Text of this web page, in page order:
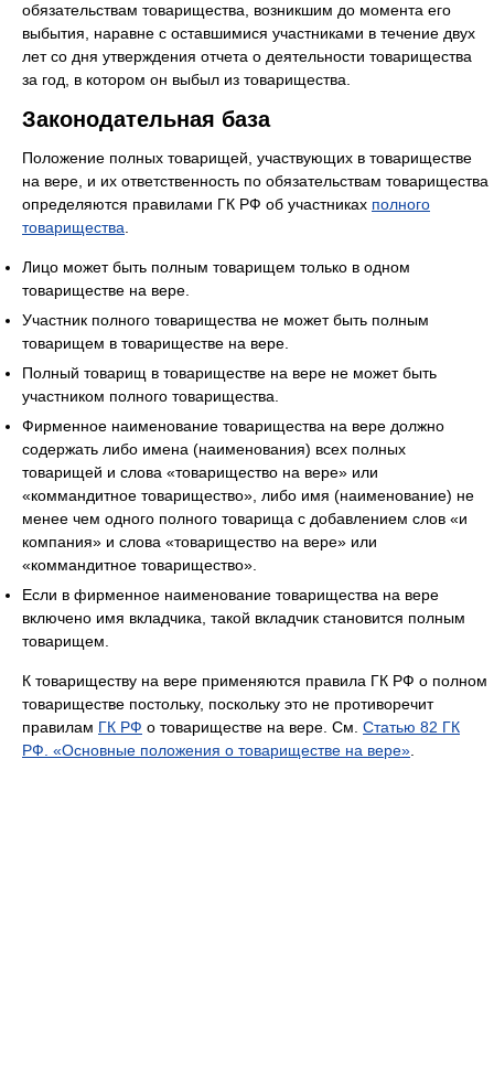
обязательствам товарищества, возникшим до момента его
выбытия, наравне с оставшимися участниками в течение двух
лет со дня утверждения отчета о деятельности товарищества
за год, в котором он выбыл из товарищества.
Законодательная база
Положение полных товарищей, участвующих в товариществе
на вере, и их ответственность по обязательствам товарищества
определяются правилами ГК РФ об участниках полного
товарищества
Лицо может быть полным товарищем только в одном
товариществе на вере.
Участник полного товарищества не может быть полным
товарищем в товариществе на вере.
Полный товарищ в товариществе на вере не может быть
участником полного товарищества.
Фирменное наименование товарищества на вере должно
содержать либо имена (наименования) всех полных
товарищей и слова «товарищество на вере» или
«коммандитное товарищество», либо имя (наименование) не
менее чем одного полного товарища с добавлением слов «и
компания» и слова «товарищество на вере» или
«коммандитное товарищество».
Если в фирменное наименование товарищества на вере
включено имя вкладчика, такой вкладчик становится полным
товарищем.
К товариществу на вере применяются правила ГК РФ о полном
товариществе постольку, поскольку это не противоречит
правилам ГК РФ о товариществе на вере. См. Статью 82 ГК
РФ. «Основные положения о товариществе на вере»